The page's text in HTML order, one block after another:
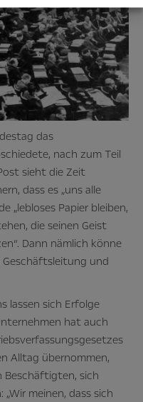
das
nach zum Teil
sieht die Zeit
dass es „uns alle
„lebloses Papier bleiben,
die seinen Geist
Dann nämlich könne
Geschäftsleitung und
lassen sich Erfolge
hat auch
Alltag übernommen,
Beschäftigten, sich
meinen, dass sich